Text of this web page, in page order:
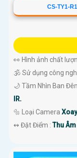
CS-TY1-
👀 Hình ảnh chất
🕉️ Sử dụng công
🌙 Tầm Nhìn Ban
IR.
🔩 Loại Camera
️↭ Đặt Điểm :Thu